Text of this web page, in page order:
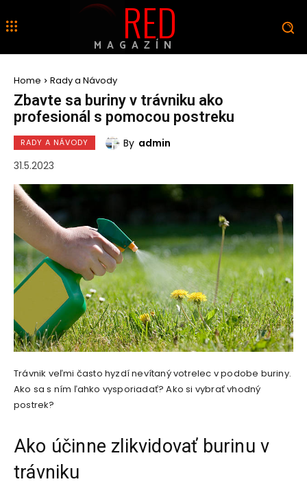
RED
MAGAZÍN
Home Rady a Návody
Zbavte sa buriny v trávniku ako
profesionál s pomocou postreku
RADY A NÁVODY By admin
31.5.2023
Trávnik veľmi často hyzdí nevítaný votrelec v podobe buriny.
Ako sa s ním ľahko vysporiadať? Ako si vybrať vhodný
postrek?
Ako účinne zlikvidovať burinu v
trávniku